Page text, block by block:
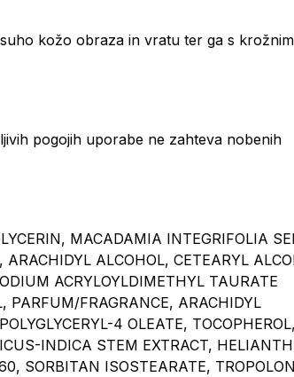
kožo obraza in vratu ter ga s
pogojih uporabe ne zahteva nobenih
MACADAMIA INTEGRIFOLIA
ALCOHOL, CETEARYL
ACRYLOYLDIMETHYL TAURATE
PARFUM/FRAGRANCE, ARACHIDYL
4 OLEATE, TOCOPHEROL,
INDICA STEM EXTRACT,
SORBITAN ISOSTEARATE,